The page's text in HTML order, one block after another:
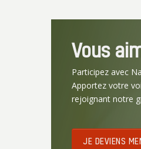
Vous
Participez avec
Apportez votre
rejoignant notre
JE DEVIENS